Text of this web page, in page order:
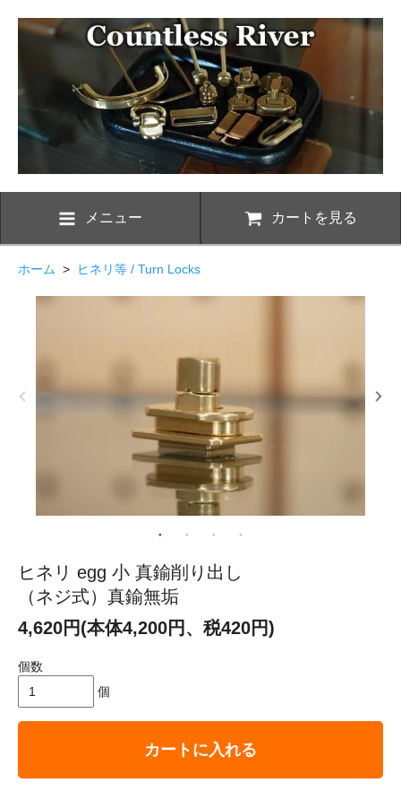
メニュー カートを見る
ホーム > ヒネリ等 / Turn Locks
ヒネリ egg 小 真鍮削り出し
（ネジ式）真鍮無垢
4,620円(本体4,200円、税420円)
個数
個
カートに入れる